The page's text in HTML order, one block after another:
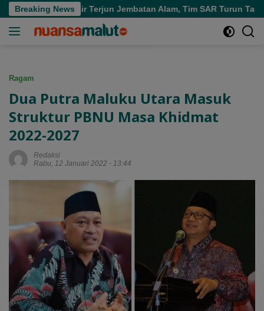
Langsung
ke
Breaking News
Air Terjun Jembatan Alam, Tim SAR Turun Tangan
Ragam
Dua Putra Maluku Utara Masuk
Struktur PBNU Masa Khidmat
2022-2027
Redaksi
Rabu, 12 Januari 2022 - 13:44